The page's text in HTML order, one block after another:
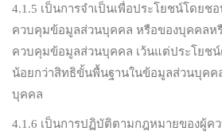
4.1.5 เป็นการจำเป็นเพื่อประโยชน์โดยช
ควบคุมข้อมูลส่วนบุคคล หรือของบุคคลห
ควบคุมข้อมูลส่วนบุคคล เว้นแต่ประโยช
น้อยกว่าสิทธิขั้นพื้นฐานในข้อมูลส่วนบุคค
บุคคล
4.1.6 เป็นการปฏิบัติตามกฎหมายของผู้